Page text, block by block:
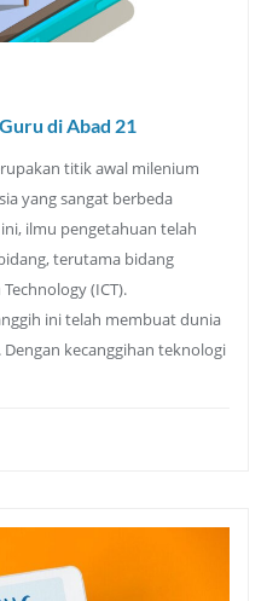
di Abad 21
titik awal milenium
yang sangat berbeda
ilmu pengetahuan telah
terutama bidang
(ICT).
ini telah membuat dunia
kecanggihan teknologi